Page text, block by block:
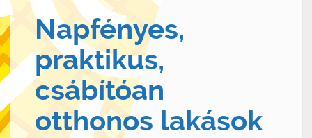
Napfényes,
praktikus,
csábítóan
otthonos lakások